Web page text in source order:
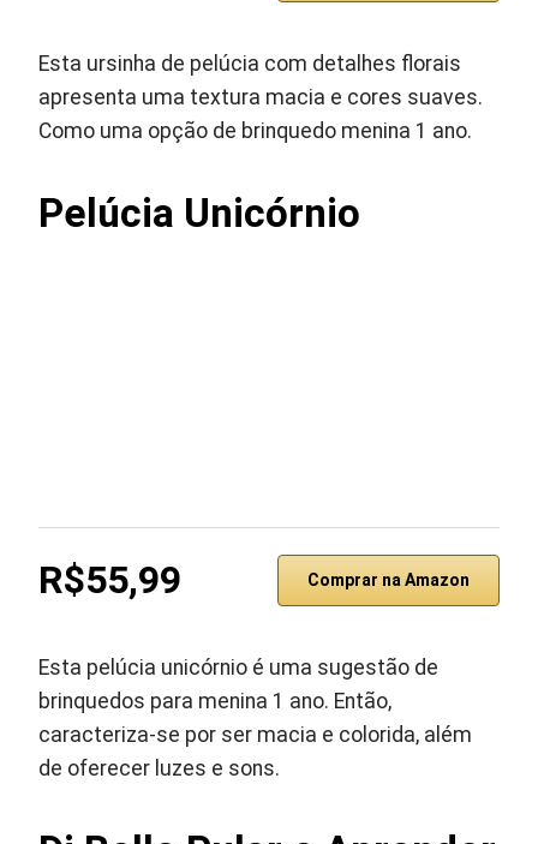
Esta ursinha de pelúcia com detalhes florais
apresenta uma textura macia e cores suaves.
Como uma opção de brinquedo menina 1 ano.
Pelúcia Unicórnio
R$55,99 Comprar na Amazon
Esta pelúcia unicórnio é uma sugestão de
brinquedos para menina 1 ano. Então,
caracteriza-se por ser macia e colorida, além
de oferecer luzes e sons.